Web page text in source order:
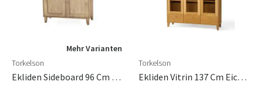
Mehr Varianten
Torkelson
Ekliden Sideboard 96 Cm Eiche Geölt
Torkelson
Ekliden Vitrin 137 Cm Eiche Geölt